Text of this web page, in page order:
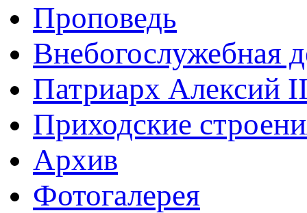
Проповедь
Внебогослужебная
Патриарх Алексий
Приходские
Архив
Фотогалерея